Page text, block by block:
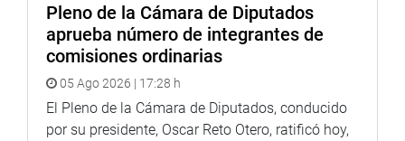
Pleno de la Cámara de Diputados
aprueba número de integrantes de
comisiones ordinarias
05 Ago 2026 | 17:28 h
El Pleno de la Cámara de Diputados, conducido
por su presidente, Oscar Reto Otero, ratificó hoy,